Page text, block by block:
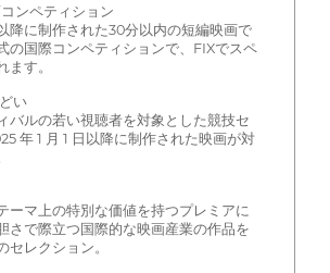
ンペティション
降に制作された30分以内の短編映画で
の国際コンペティションで、FIXでスペ
ます。
い
バルの若い視聴者を対象とした競技セ
年 1 月 1 日以降に制作された映画が対
ーマ上の特別な価値を持つプレミアに
さで際立つ国際的な映画産業の作品を
セレクション。